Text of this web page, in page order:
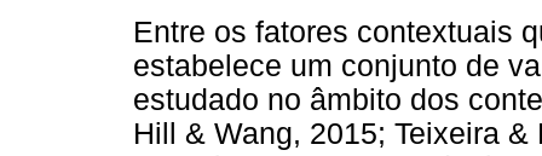
Entre os fatores contextuais
estabelece um conjunto de
estudado no âmbito dos
Hill & Wang, 2015; Teixeira